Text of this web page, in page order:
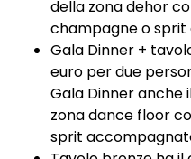
della zona dehor
champagne o
Gala Dinner +
euro per due
Gala Dinner anche
zona dance floor
sprit